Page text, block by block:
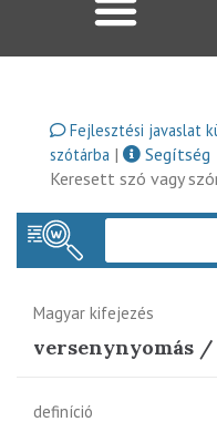
Fejlesztési javaslat
szótárba |
Segítség
Keresett szó vagy
Magyar kifejezés
versenynyomás
definíció